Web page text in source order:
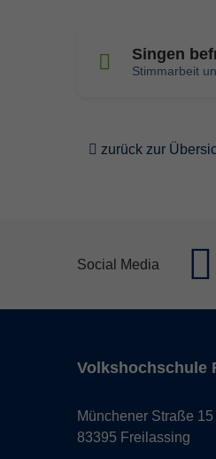
Singen
Stimmarbeit
zurück zur
Social Media
Volkshochschule
Münchener Straße 15
83395 Freilassing